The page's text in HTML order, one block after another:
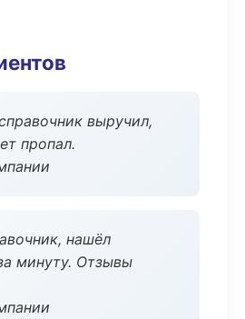
выручил,
пропал.
нашёл
минуту. Отзывы